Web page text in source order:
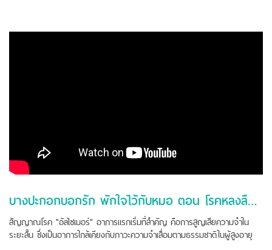
บางปะกอกบอกรัก พักใจไว้กับหมอ ตอน โรคหลงลืมที่ไม่ควรลืม
สัญญาณโรค "อัลไซเมอร์" อาการแรกเริ่มที่สำคัญ คือการสูญเสียความจำใน
ระยะสั้น ซึ่งเป็นอาการใกล้เคียงกับภาวะความจำเสื่อมตามธรรมชาติในผู้สูงอายุ